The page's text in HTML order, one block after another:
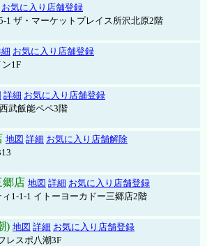
お気に入り店舗登録
1 ザ・マーケットプレイス所沢北原2階
お気に入り店舗登録
1F
詳細 お気に入り店舗登録
武飯能ペペ3階
地図 詳細 お気に入り店舗解除
郷店 地図 詳細 お気に入り店舗登録
1-1-1 イトーヨーカドー三郷店2階
) 地図 詳細 お気に入り店舗登録
レスポ八潮3F